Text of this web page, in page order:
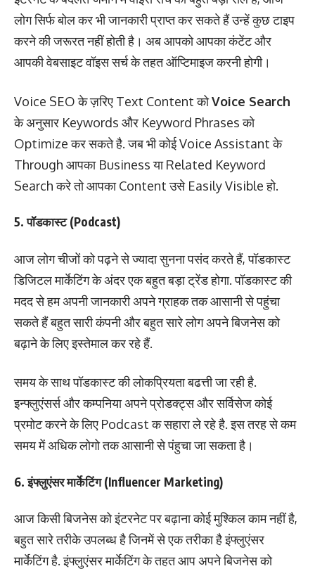
लोग सिर्फ बोल कर भी जानकारी प्राप्त कर सकते हैं उन्हें कुछ टाइप
करने की जरूरत नहीं होती है। अब आपको आपका कंटेंट और
आपकी वेबसाइट वॉइस सर्च के तहत ऑप्टिमाइज करनी होगी।
Voice SEO के ज़रिए Text Content कोVoice Search
के अनुसार Keywords और Keyword Phrases को
Optimize कर सकते है. जब भी कोई Voice Assistant के
Through आपका Business या Related Keyword
Search करे तो आपका Content उसे Easily Visible हो.
5. पॉडकास्ट (Podcast)
आज लोग चीजों को पढ़ने से ज्यादा सुनना पसंद करते हैं, पॉडकास्ट
डिजिटल मार्केटिंग के अंदर एक बहुत बड़ा ट्रेंड होगा. पॉडकास्ट की
मदद से हम अपनी जानकारी अपने ग्राहक तक आसानी से पहुंचा
सकते हैं बहुत सारी कंपनी और बहुत सारे लोग अपने बिजनेस को
बढ़ाने के लिए इस्तेमाल कर रहे हैं.
समय के साथ पॉडकास्ट की लोकप्रियता बढत्ती जा रही है.
इन्फ्लुएंसर्स और कम्पनिया अपने प्रोडक्ट्स और सर्विसेज कोई
प्रमोट करने के लिए Podcast क सहारा ले रहे है. इस तरह से कम
समय में अधिक लोगो तक आसानी से पंहुचा जा सकता है।
6. इंफ्लुएंसर मार्केटिंग (Influencer Marketing)
आज किसी बिजनेस को इंटरनेट पर बढ़ाना कोई मुश्किल काम नहीं है,
बहुत सारे तरीके उपलब्ध है जिनमें से एक तरीका है इंफ्लुएंसर
मार्केटिंग है. इंफ्लुएंसर मार्केटिंग के तहत आप अपने बिजनेस को